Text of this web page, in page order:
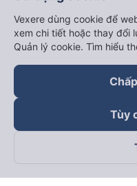
Theo dõi chúng tôi
Vexere dùng cookie để
xem chi tiết hoặc thay đổi
Quản lý cookie. Tìm hiểu
Tùy